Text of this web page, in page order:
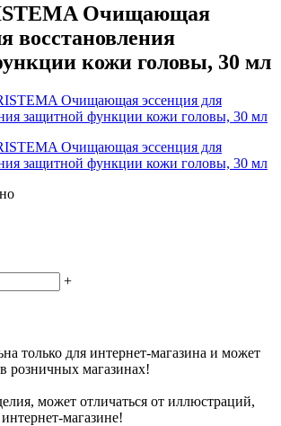
Очищающая
восстановления
кожи головы, 30 мл
+
только для интернет-магазина и может
розничных магазинах!
может отличаться от иллюстраций,
магазине!